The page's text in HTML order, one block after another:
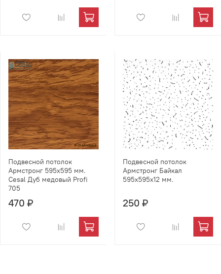
Подвесной потолок
Армстронг 595х595 мм.
Cesal Дуб медовый Profi
705
470 ₽
Подвесной потолок
Армстронг Байкал
595х595х12 мм.
250 ₽